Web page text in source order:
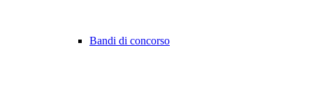
Bandi di concorso